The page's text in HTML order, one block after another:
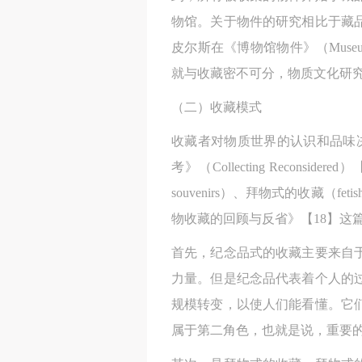
物馆。关于物件的研究相比于藏
皮尔斯在《博物馆物件》（
就与收藏密不可分，物质文化研
（二）收藏模式
收藏者对物质世界的认识和品味
考》（Collecting Reconsidered
souvenirs）、拜物式的收藏（
物收藏的回顾与反省》【18】这
首先，纪念品式的收藏主要来自
力量。但是纪念品代表着个人的
规模转变，以使人们能看懂。它
属于第二角色，也就是说，重要